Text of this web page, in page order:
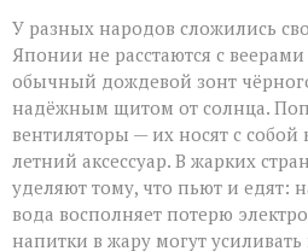
У разных народов сложились
Японии не расстаются с
обычный дождевой зонт
надёжным щитом от солнца.
вентиляторы — их носят с собой
летний аксессуар. В жарких
уделяют тому, что пьют и едят:
вода восполняет потерю
напитки в жару могут